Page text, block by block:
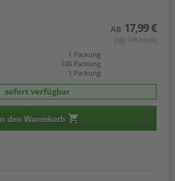
AB 17,99 €
(zzgl. 19% Mwst.)
1 Packung
100 Packung
1 Packung
sofort verfügbar
In den Warenkorb